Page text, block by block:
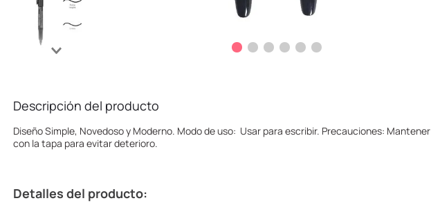
Descripción del producto
Diseño Simple, Novedoso y Moderno. Modo de uso: Usar para escribir. Precauciones: Mantener
con la tapa para evitar deterioro.
Detalles del producto: